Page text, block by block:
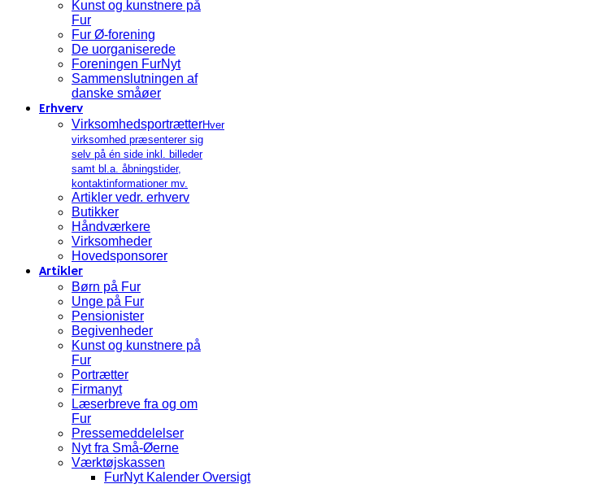
Kunst og kunstnere på
Fur
Fur Ø-forening
De uorganiserede
Foreningen FurNyt
Sammenslutningen af
danske småøer
Erhverv
VirksomhedsportrætterHver
virksomhed præsenterer sig
selv på én side inkl. billeder
samt bl.a. åbningstider,
kontaktinformationer mv.
Artikler vedr. erhverv
Butikker
Håndværkere
Virksomheder
Hovedsponsorer
Artikler
Børn på Fur
Unge på Fur
Pensionister
Begivenheder
Kunst og kunstnere på
Fur
Portrætter
Firmanyt
Læserbreve fra og om
Fur
Pressemeddelelser
Nyt fra Små-Øerne
Værktøjskassen
FurNyt Kalender Oversigt